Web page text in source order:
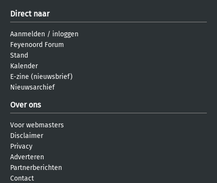
Direct naar
Aanmelden / inloggen
Feyenoord Forum
Stand
Kalender
E-zine (nieuwsbrief)
Nieuwsarchief
Over ons
Voor webmasters
Disclaimer
Privacy
Adverteren
Partnerberichten
Contact